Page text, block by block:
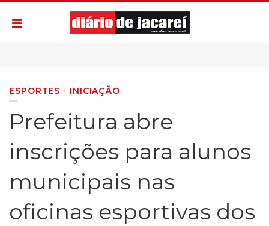
ESPORTES INICIAÇÃO
Prefeitura abre
inscrições para alunos
municipais nas
oficinas esportivas dos